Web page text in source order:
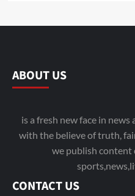
ABOUT US
is a fresh new face in
with the believe of truth,
we publish content
CONTACT US